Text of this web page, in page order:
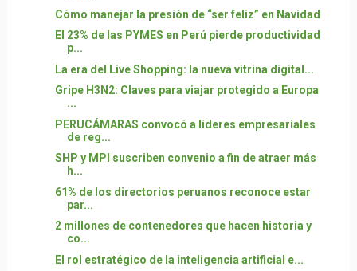
Cómo manejar la presión de “ser feliz” en Navidad
El 23% de las PYMES en Perú pierde productividad
p...
La era del Live Shopping: la nueva vitrina digital...
Gripe H3N2: Claves para viajar protegido a Europa
...
PERUCÁMARAS convocó a líderes empresariales
de reg...
SHP y MPI suscriben convenio a fin de atraer más
h...
61% de los directorios peruanos reconoce estar
par...
2 millones de contenedores que hacen historia y
co...
El rol estratégico de la inteligencia artificial e...